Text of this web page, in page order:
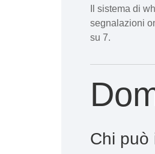
Il sistema di
segnalazioni
su 7.
Chi può